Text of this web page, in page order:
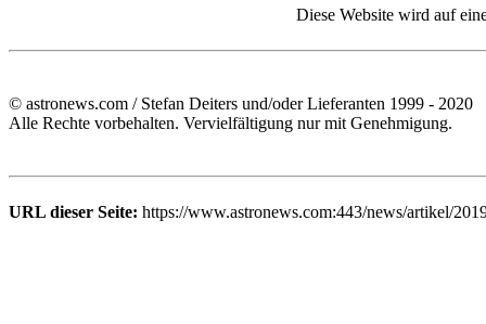
Diese Website wird auf
© astronews.com / Stefan Deiters und/oder Lieferanten 1999 - 2020
Alle Rechte vorbehalten. Vervielfältigung nur mit Genehmigung.
URL dieser Seite: https://www.astronews.com:443/news/artikel/